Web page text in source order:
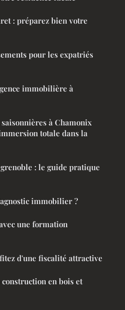
: préparez bien votre
pour les expatriés
immobilière à
à Chamonix
totale dans la
: le guide pratique
immobilier ?
une formation
d'une fiscalité attractive
en bois et